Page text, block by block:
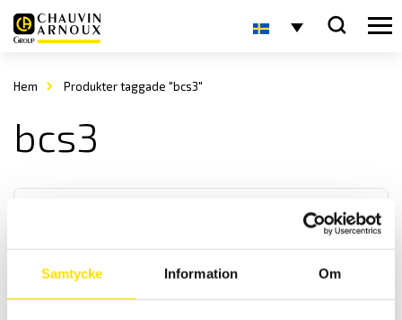
Samtycke Information Om
Hem Produkter taggade "bcs3"
bcs3